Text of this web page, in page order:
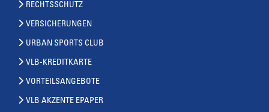
RECHTSSCHUTZ
VERSICHERUNGEN
URBAN SPORTS CLUB
VLB-KREDITKARTE
VORTEILSANGEBOTE
VLB AKZENTE EPAPER